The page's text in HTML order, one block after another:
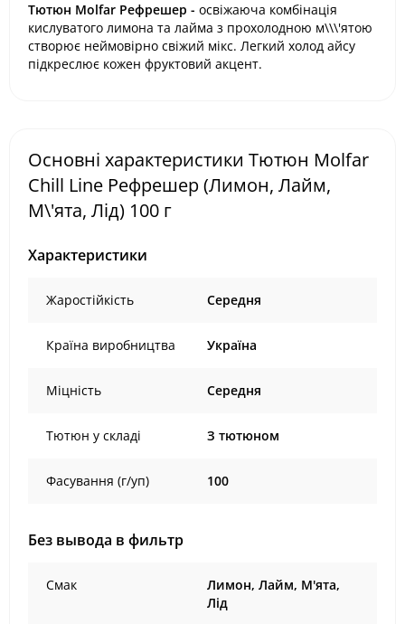
Тютюн Molfar Рефрешер - освіжаюча комбінація
кислуватого лимона та лайма з прохолодною м\\\'ятою
створює неймовірно свіжий мікс. Легкий холод айсу
підкреслює кожен фруктовий акцент.
Основні характеристики Тютюн Molfar
Chill Line Рефрешер (Лимон, Лайм,
М\'ята, Лід) 100 г
Характеристики
Жаростійкість Середня
Країна виробництва Україна
Міцність Середня
Тютюн у складі З тютюном
Фасування (г/уп) 100
Без вывода в фильтр
Смак
Лимон, Лайм, М'ята,
Лід